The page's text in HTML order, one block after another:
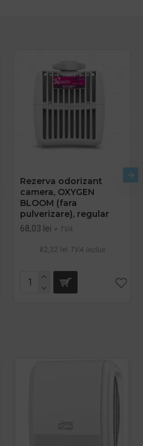
Rezerva odorizant
camera, OXYGEN
BLOOM (fara
pulverizare), regular
68,03 lei + TVA
82,32 lei TVA inclus